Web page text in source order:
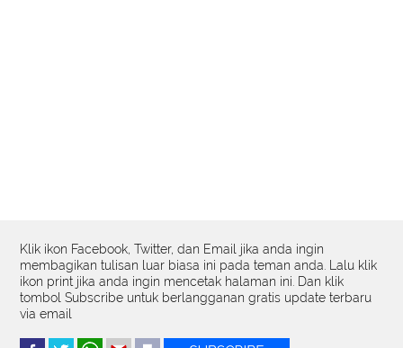
Klik ikon Facebook, Twitter, dan Email jika anda ingin
membagikan tulisan luar biasa ini pada teman anda. Lalu klik
ikon print jika anda ingin mencetak halaman ini. Dan klik
tombol Subscribe untuk berlangganan gratis update terbaru
via email